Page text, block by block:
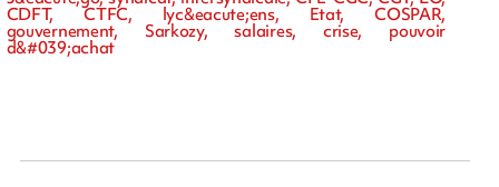
CDFT, CTFC, lyc&eacute;ens, Etat, COSPAR,
gouvernement, Sarkozy, salaires, crise, pouvoir
d&#039;achat